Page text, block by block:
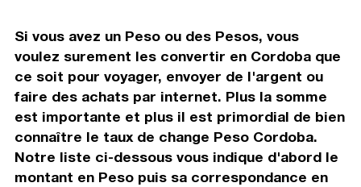
Si vous avez un Peso ou des Pesos, vous
voulez surement les convertir en Cordoba que
ce soit pour voyager, envoyer de l'argent ou
faire des achats par internet. Plus la somme
est importante et plus il est primordial de bien
connaître le taux de change Peso Cordoba.
Notre liste ci-dessous vous indique d'abord le
montant en Peso puis sa correspondance en